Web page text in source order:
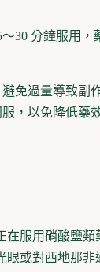
～30 分鐘服用
免過量導致副
服，以免降低藥
在服用硝酸鹽類
眼或對西地那非